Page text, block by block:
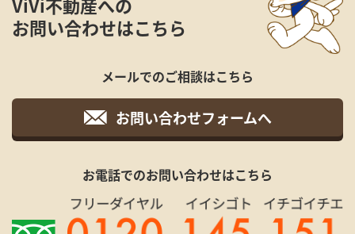
お問い合わせはこちら
メールでのご相談はこちら
お問い合わせフォームへ
お電話でのお問い合わせはこちら